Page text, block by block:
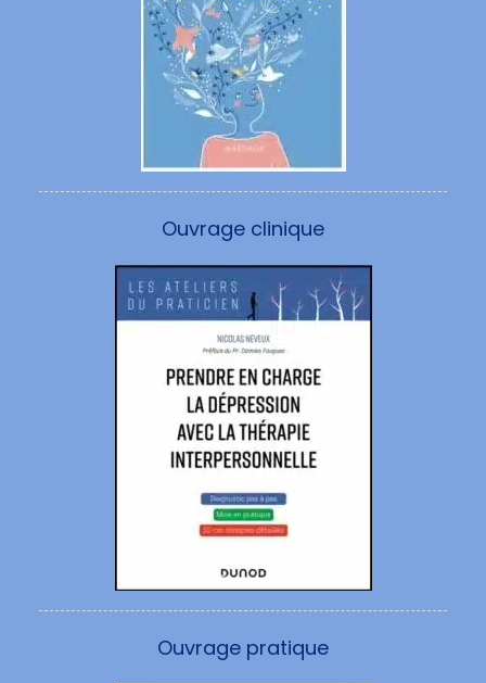
Ouvrage clinique
Ouvrage pratique